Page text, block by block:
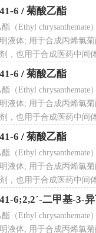
烷-1-羧酸乙酯
、甲醇、丙酮、苯、
己二烯，以二烯用
乙酯;菊酸乙酯;菊酸乙酯
6 / 菊酸乙酯
（Ethyl
液体; 用于合成丙烯氯
，也用于合成医药中间
乙酯;菊酸乙酯;菊酸乙酯
6 / 菊酸乙酯
（Ethyl
液体; 用于合成丙烯氯
，也用于合成医药中间
乙酯;菊酸乙酯;菊酸乙酯
6 / 菊酸乙酯
（Ethyl
液体; 用于合成丙烯氯
，也用于合成医药中间
乙酯;菊酸乙酯;菊酸乙酯
6;2,2ˊ-二甲基-3-
（Ethyl
液体; 用于合成丙烯氯